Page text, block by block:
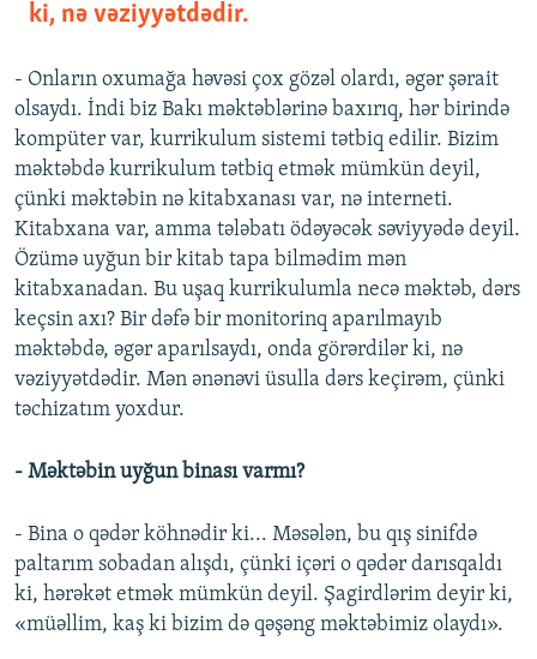
ki, nə vəziyyətdədir.
- Onların oxumağa həvəsi çox gözəl olardı, əgər şərait
olsaydı. İndi biz Bakı məktəblərinə baxırıq, hər birində
kompüter var, kurrikulum sistemi tətbiq edilir. Bizim
məktəbdə kurrikulum tətbiq etmək mümkün deyil,
çünki məktəbin nə kitabxanası var, nə interneti.
Kitabxana var, amma tələbatı ödəyəcək səviyyədə deyil.
Özümə uyğun bir kitab tapa bilmədim mən
kitabxanadan. Bu uşaq kurrikulumla necə məktəb, dərs
keçsin axı? Bir dəfə bir monitorinq aparılmayıb
məktəbdə, əgər aparılsaydı, onda görərdilər ki, nə
vəziyyətdədir. Mən ənənəvi üsulla dərs keçirəm, çünki
təchizatım yoxdur.
- Məktəbin uyğun binası varmı?
- Bina o qədər köhnədir ki... Məsələn, bu qış sinifdə
paltarım sobadan alışdı, çünki içəri o qədər darısqaldı
ki, hərəkət etmək mümkün deyil. Şagirdlərim deyir ki,
«müəllim, kaş ki bizim də qəşəng məktəbimiz olaydı».